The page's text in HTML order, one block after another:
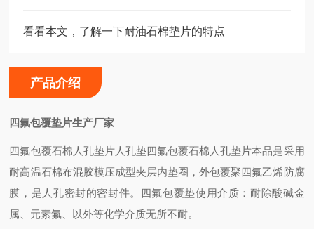
看看本文，了解一下耐油石棉垫片的特点
产品介绍
四氟包覆垫片生产厂家
四氟包覆石棉人孔垫片人孔垫四氟包覆石棉人孔垫片本品是采用
耐高温石棉布混胶模压成型夹层内垫圈，外包覆聚四氟乙烯防腐
膜，是人孔密封的密封件。
四氟包覆垫使用介质：耐除酸碱金
属、元素氟、以外等化学介质无所不耐。